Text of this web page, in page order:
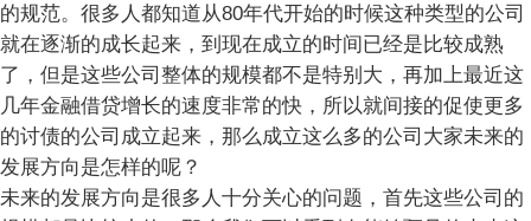
的规范。很多人都知道从80年代开始的时候这种类型的公司
就在逐渐的成长起来，到现在成立的时间已经是比较成熟
了，但是这些公司整体的规模都不是特别大，再加上最近这
几年金融借贷增长的速度非常的快，所以就间接的促使更多
的讨债的公司成立起来，那么成立这么多的公司大家未来的
发展方向是怎样的呢？
未来的发展方向是很多人十分关心的问题，首先这些公司的